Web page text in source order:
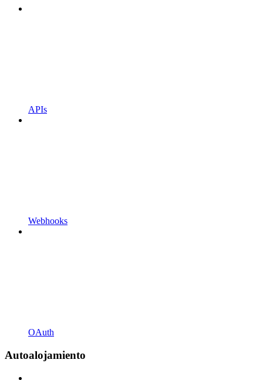
APIs
Webhooks
OAuth
Autoalojamiento